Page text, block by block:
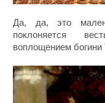
Да, да, это
поклоняется
воплощением богини